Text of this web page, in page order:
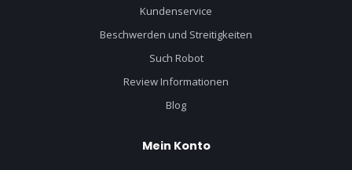
Kundenservice
Beschwerden und Streitigkeiten
Such Robot
Review Informationen
Blog
Mein Konto